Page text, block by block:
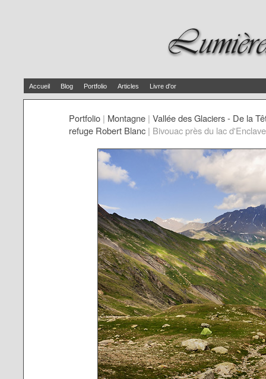
Accueil Blog Portfolio Articles Livre d'or
Portfolio | Montagne | Vallée des Glaciers - De la
refuge Robert Blanc | Bivouac près du lac d'Enclave